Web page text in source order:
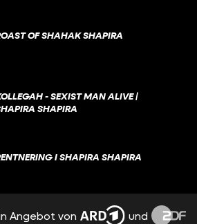
OF SHAHAK SHAPIRA
- SEXIST MAN ALIVE |
SHAPIRA
I SHAPIRA SHAPIRA
SHAPIRA | HUMMUSSEXUAL
Angebot von und